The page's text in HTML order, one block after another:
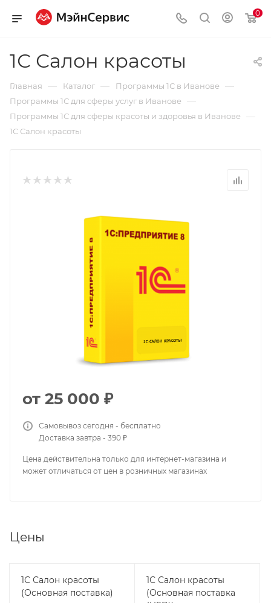
0
1С Салон красоты
Главная — Каталог — Программы 1С в Иванове —
Программы 1С для сферы услуг в Иванове —
Программы 1С для сферы красоты и здоровья в Иванове —
1С Салон красоты
от 25 000 ₽
Самовывоз сегодня - бесплатно
Доставка завтра - 390 ₽
Цена действительна только для интернет-магазина и
может отличаться от цен в розничных магазинах
Цены
1С Салон красоты
(Основная поставка)
1С Салон красоты
(Основная поставка